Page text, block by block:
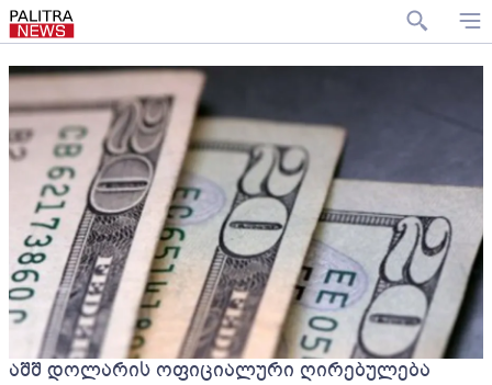
აშშ დოლარის ოფიციალური ღირებულება